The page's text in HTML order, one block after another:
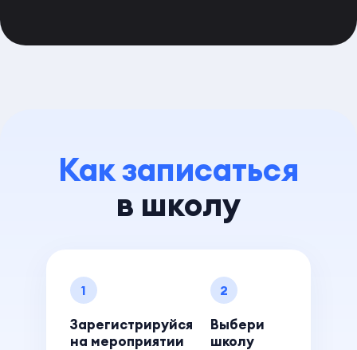
Как записаться
в школу
1
Зарегистрируйся
на мероприятии
2
Выбери
школу